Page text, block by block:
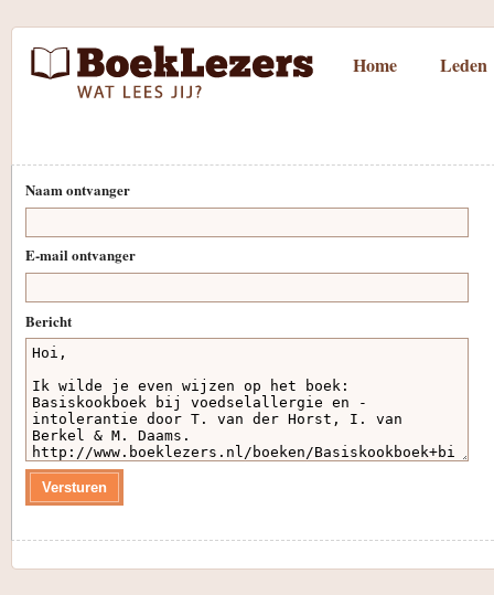
Home Leden
Naam ontvanger
E-mail ontvanger
Bericht